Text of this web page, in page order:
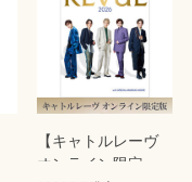
【キャトルレーヴ
オンライン限定